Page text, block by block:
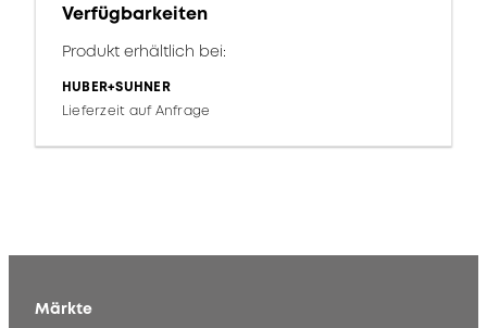
Verfügbarkeiten
Produkt erhältlich bei:
HUBER+SUHNER
Lieferzeit auf Anfrage
Märkte